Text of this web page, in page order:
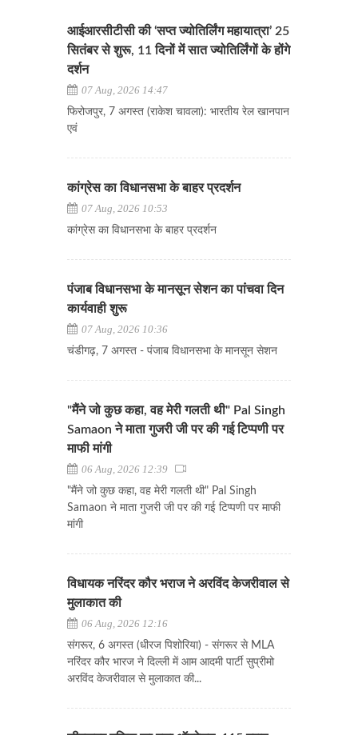
आईआरसीटीसी की ‘सप्त ज्योतिर्लिंग महायात्रा’ 25
सितंबर से शुरू, 11 दिनों में सात ज्योतिर्लिंगों के होंगे
दर्शन
07 Aug, 2026 14:47
फिरोजपुर, 7 अगस्त (राकेश चावला): भारतीय रेल खानपान
एवं
कांग्रेस का विधानसभा के बाहर प्रदर्शन
07 Aug, 2026 10:53
कांग्रेस का विधानसभा के बाहर प्रदर्शन
पंजाब विधानसभा के मानसून सेशन का पांचवा दिन
कार्यवाही शुरू
07 Aug, 2026 10:36
चंडीगढ़, 7 अगस्त - पंजाब विधानसभा के मानसून सेशन
"मैंने जो कुछ कहा, वह मेरी गलती थी" Pal Singh
Samaon ने माता गुजरी जी पर की गई टिप्पणी पर
माफी मांगी
06 Aug, 2026 12:39
"मैंने जो कुछ कहा, वह मेरी गलती थी" Pal Singh
Samaon ने माता गुजरी जी पर की गई टिप्पणी पर माफी
मांगी
विधायक नरिंदर कौर भराज ने अरविंद केजरीवाल से
मुलाकात की
06 Aug, 2026 12:16
संगरूर, 6 अगस्त (धीरज पिशोरिया) - संगरूर से MLA
नरिंदर कौर भारज ने दिल्ली में आम आदमी पार्टी सुप्रीमो
अरविंद केजरीवाल से मुलाकात की...